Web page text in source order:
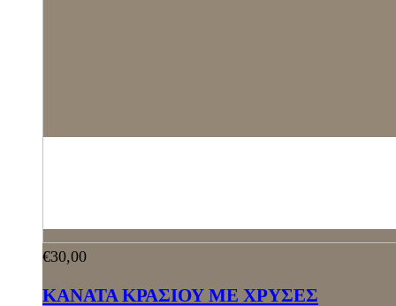
€30,00
ΚΑΝΑΤΑ ΚΡΑΣΙΟΥ ΜΕ ΧΡΥΣΕΣ